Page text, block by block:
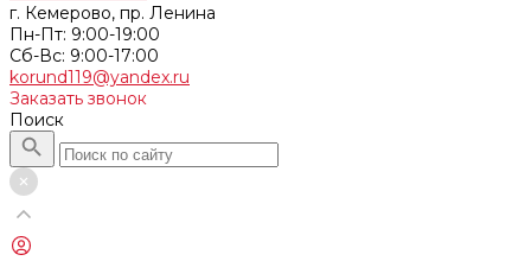
г. Кемерово, пр. Ленина
Пн-Пт: 9:00-19:00
Cб-Вс: 9:00-17:00
korund119@yandex.ru
Заказать звонок
Поиск